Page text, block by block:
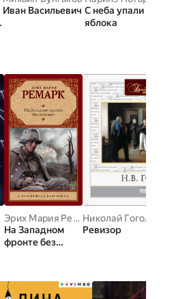
Иван Васильевич С неба упали три
яблока
Эрих Мария Ремарк
На Западном
фронте без
Николай Гоголь
Ревизор